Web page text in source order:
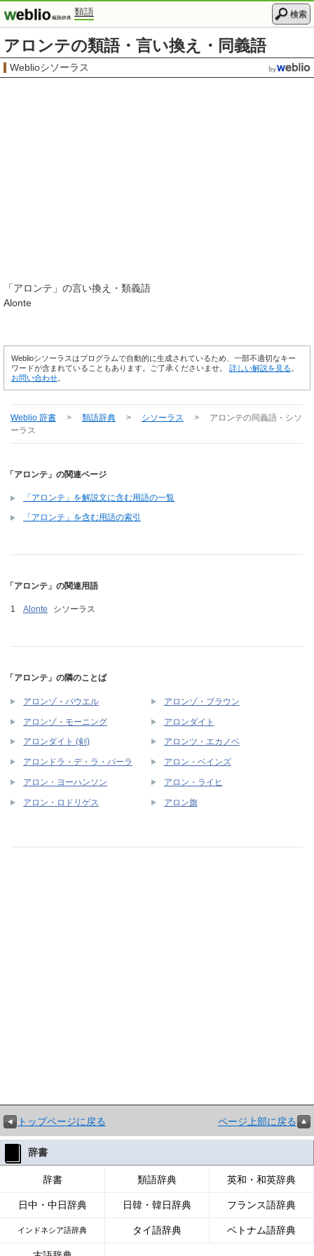
類語 検索
アロンテの類語・言い換え・同義語
Weblioシソーラス
「アロンテ 」の言い換え・類義語
Alonte
Weblioシソーラスはプログラムで自動的に生成されているため、一部不適切なキー
ワードが含まれていることもあります。ご了承くださいませ。 詳しい解説を見る
お問い合わせ
Weblio 辞書 > 類語辞典 > シソーラス > アロンテの同義語・シソ
ーラス
「アロンテ」の関連ページ
「アロンテ」を解説文に含む用語の一覧
「アロンテ」を含む用語の索引
「アロンテ」の関連用語
Alonte シソーラス
「アロンテ」の隣のことば
アロンゾ・パウエル アロンゾ・ブラウン
アロンゾ・モーニング アロンダイト
アロンダイト (剣) アロンツ・エカノベ
アロンドラ・デ・ラ・パーラ アロン・ベインズ
アロン・ヨーハンソン アロン・ライヒ
アロン・ロドリゲス アロン旗
トップページに戻る ページ上部に戻る
辞書
辞書 類語辞典 英和・和英辞典
日中・中日辞典 日韓・韓日辞典 フランス語辞典
インドネシア語辞典 タイ語辞典 ベトナム語辞典